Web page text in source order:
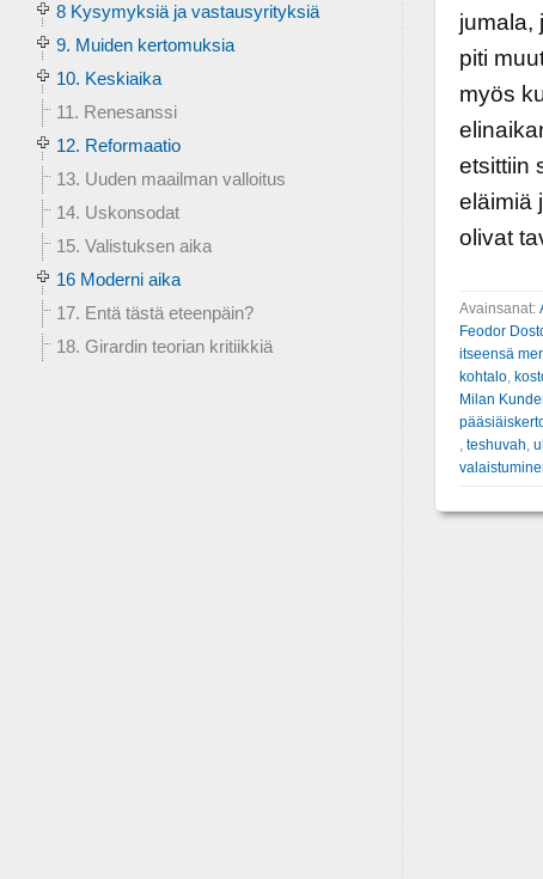
jumala,
piti
myös
etsittiin
eläimiä
olivat
Avainsanat:
Feodor
itseensä
kohtalo,
Milan
teshuvah
8 Kysymyksiä ja vastausyrityksiä
9. Muiden kertomuksia
10. Keskiaika
11. Renesanssi
12. Reformaatio
13. Uuden maailman valloitus
14. Uskonsodat
15. Valistuksen aika
16 Moderni aika
17. Entä tästä eteenpäin?
18. Girardin teorian kritiikkiä